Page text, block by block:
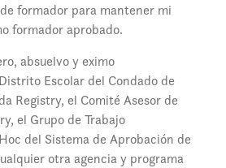
formador para mantener mi
formador aprobado.
absuelvo y eximo
Escolar del Condado de
Registry, el Comité Asesor de
el Grupo de Trabajo
del Sistema de Aprobación de
otra agencia y programa